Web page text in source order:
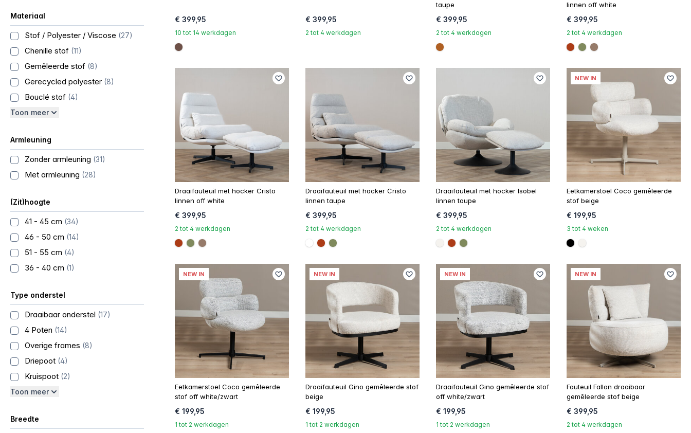
Materiaal
Stof / Polyester / Viscose (27)
Chenille stof (11)
Gemêleerde stof (8)
Gerecycled polyester (8)
Bouclé stof (4)
Toon meer
Armleuning
Zonder armleuning (31)
Met armleuning (28)
(Zit)hoogte
41 - 45 cm (34)
46 - 50 cm (14)
51 - 55 cm (4)
36 - 40 cm (1)
Type onderstel
Draaibaar onderstel (17)
4 Poten (14)
Overige frames (8)
Driepoot (4)
Kruispoot (2)
Toon meer
Breedte
€ 399,95
10 tot 14 werkdagen
#6e5148
€ 399,95
2 tot 4 werkdagen
taupe
€ 399,95
2 tot 4 werkdagen
#b06023
linnen off white
€ 399,95
2 tot 4 werkdagen
#ac3c17
#808a5d
#967b6a
Draaifauteuil met hocker Cristo
linnen off white
€ 399,95
2 tot 4 werkdagen
#ac3c17
#808a5d
#967b6a
Draaifauteuil met hocker Cristo
linnen taupe
€ 399,95
2 tot 4 werkdagen
#FFFFFF
#ac3c17
#808a5d
Draaifauteuil met hocker Isobel
linnen taupe
€ 399,95
2 tot 4 werkdagen
#f5f3ef
#ac3c17
#808a5d
NEW IN
Eetkamerstoel Coco gemêleerde
stof beige
€ 199,95
3 tot 4 weken
#000000
#f5f3ef
NEW IN
Eetkamerstoel Coco gemêleerde
stof off white/zwart
€ 199,95
1 tot 2 werkdagen
NEW IN
Draaifauteuil Gino gemêleerde stof
beige
€ 199,95
1 tot 2 werkdagen
NEW IN
Draaifauteuil Gino gemêleerde stof
off white/zwart
€ 199,95
1 tot 2 werkdagen
NEW IN
Fauteuil Fallon draaibaar
gemêleerde stof beige
€ 399,95
2 tot 4 werkdagen